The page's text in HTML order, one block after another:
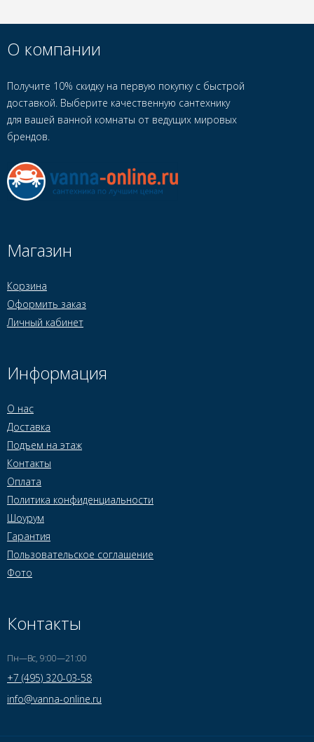
О компании
Получите 10% скидку на первую покупку с быстрой
доставкой. Выберите качественную сантехнику
для вашей ванной комнаты от ведущих мировых
брендов.
Магазин
Корзина
Оформить заказ
Личный кабинет
Информация
О нас
Доставка
Подъем на этаж
Контакты
Оплата
Политика конфиденциальности
Шоурум
Гарантия
Пользовательское соглашение
Фото
Контакты
Пн—Вс, 9:00—21:00
+7 (495) 320-03-58
info@vanna-online.ru